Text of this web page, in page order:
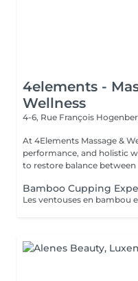
4elements -
Wellness
4-6, Rue François
At 4Elements Massage &
performance, and holistic
to restore balance between
Bamboo Cupping